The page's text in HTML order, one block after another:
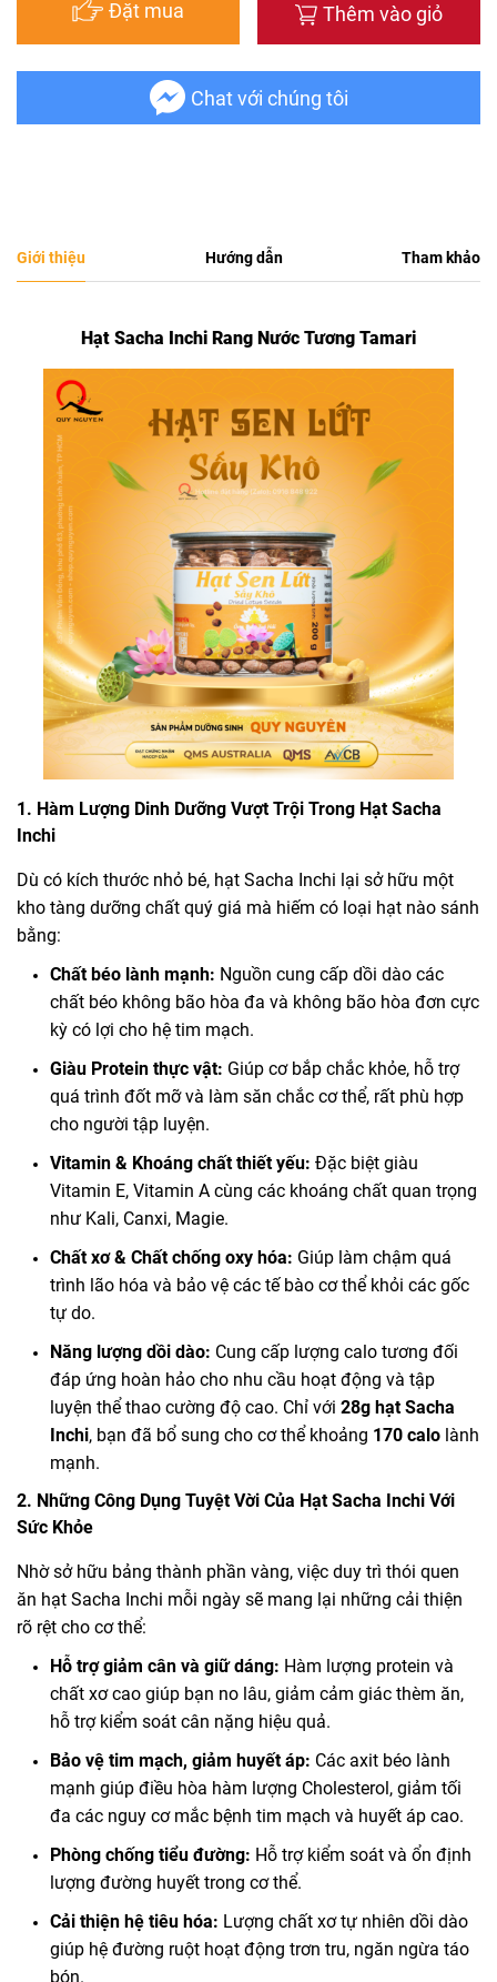
Đặt mua Thêm vào giỏ
Chat với chúng tôi
Giới thiệu Hướng dẫn Tham khảo
Hạt Sacha Inchi Rang Nước Tương Tamari
1. Hàm Lượng Dinh Dưỡng Vượt Trội Trong Hạt Sacha
Inchi
Dù có kích thước nhỏ bé, hạt Sacha Inchi lại sở hữu một
kho tàng dưỡng chất quý giá mà hiếm có loại hạt nào sánh
bằng:
Chất béo lành mạnh: Nguồn cung cấp dồi dào các
chất béo không bão hòa đa và không bão hòa đơn cực
kỳ có lợi cho hệ tim mạch.
Giàu Protein thực vật: Giúp cơ bắp chắc khỏe, hỗ trợ
quá trình đốt mỡ và làm săn chắc cơ thể, rất phù hợp
cho người tập luyện.
Vitamin & Khoáng chất thiết yếu: Đặc biệt giàu
Vitamin E, Vitamin A cùng các khoáng chất quan trọng
như Kali, Canxi, Magie.
Chất xơ & Chất chống oxy hóa: Giúp làm chậm quá
trình lão hóa và bảo vệ các tế bào cơ thể khỏi các gốc
tự do.
Năng lượng dồi dào: Cung cấp lượng calo tương đối
đáp ứng hoàn hảo cho nhu cầu hoạt động và tập
luyện thể thao cường độ cao. Chỉ với 28g hạt Sacha
Inchi, bạn đã bổ sung cho cơ thể khoảng 170 calo lành
mạnh.
2. Những Công Dụng Tuyệt Vời Của Hạt Sacha Inchi Với
Sức Khỏe
Nhờ sở hữu bảng thành phần vàng, việc duy trì thói quen
ăn hạt Sacha Inchi mỗi ngày sẽ mang lại những cải thiện
rõ rệt cho cơ thể:
Hỗ trợ giảm cân và giữ dáng: Hàm lượng protein và
chất xơ cao giúp bạn no lâu, giảm cảm giác thèm ăn,
hỗ trợ kiểm soát cân nặng hiệu quả.
Bảo vệ tim mạch, giảm huyết áp: Các axit béo lành
mạnh giúp điều hòa hàm lượng Cholesterol, giảm tối
đa các nguy cơ mắc bệnh tim mạch và huyết áp cao.
Phòng chống tiểu đường: Hỗ trợ kiểm soát và ổn định
lượng đường huyết trong cơ thể.
Cải thiện hệ tiêu hóa: Lượng chất xơ tự nhiên dồi dào
giúp hệ đường ruột hoạt động trơn tru, ngăn ngừa táo
bón.